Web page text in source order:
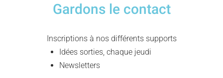
Gardons le contact
Inscriptions à nos différents supports
Idées sorties, chaque jeudi
Newsletters